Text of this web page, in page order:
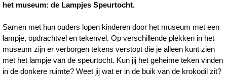
het museum: de Lampjes Speurtocht.
Samen met hun ouders lopen kinderen door het museum met een
lampje, opdrachtvel en tekenvel. Op verschillende plekken in het
museum zijn er verborgen tekens verstopt die je alleen kunt zien
met het lampje van de speurtocht. Kun jij het geheime teken vinden
in de donkere ruimte? Weet jij wat er in de buik van de krokodil zit?